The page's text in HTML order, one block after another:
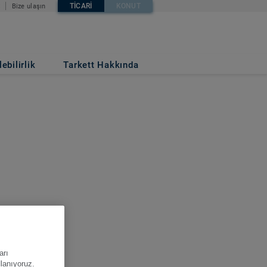
Bize ulaşın TICARI KONUT
Tarkett Hakkında